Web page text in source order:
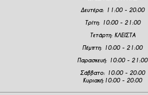
Δευτέρα: 11:00 - 20:00
Τρίτη: 10:00 - 21:00
Τετάρτη: ΚΛΕΙΣΤΑ
Πέμπτη: 10:00 - 21:00
Παρασκευή: 10:00 - 21:00
Σάββατο:10:00 - 20:00
Κυριακή: 10:00 - 20:00